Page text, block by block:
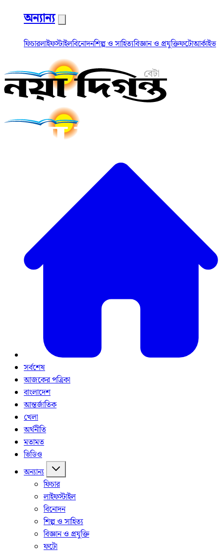
অন্যান্য
ফিচারলাইফস্টাইলবিনোদনশিল্প ও সাহিত্যবিজ্ঞান ও প্রযুক্তিফটোআর্কাইভ
সর্বশেষ
আজকের পত্রিকা
বাংলাদেশ
আন্তর্জাতিক
খেলা
অর্থনীতি
মতামত
ভিডিও
অন্যান্য
ফিচার
লাইফস্টাইল
বিনোদন
শিল্প ও সাহিত্য
বিজ্ঞান ও প্রযুক্তি
ফটো